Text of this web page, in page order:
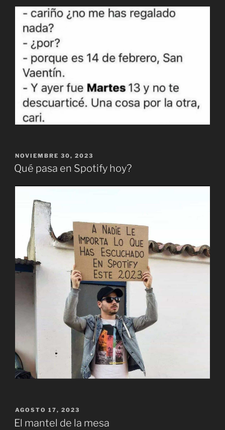
PUBLICADO
EL
NOVIEMBRE 30, 2023
Qué pasa en Spotify hoy?
PUBLICADO
EL
AGOSTO 17, 2023
El mantel de la mesa